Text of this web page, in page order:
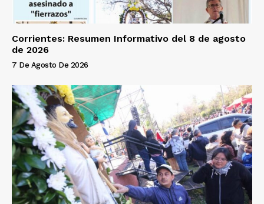
Corrientes: Resumen Informativo del 8 de agosto
de 2026
7 De Agosto De 2026